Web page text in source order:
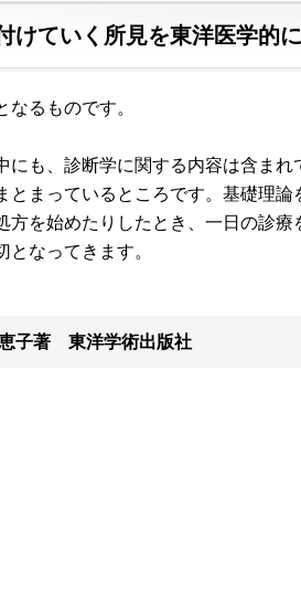
けていく所見を東洋医学的
るものです。
にも、診断学に関する内容は含ま
とまっているところです。基礎理
方を始めたりしたとき、一日の診
なってきます。
子著 東洋学術出版社